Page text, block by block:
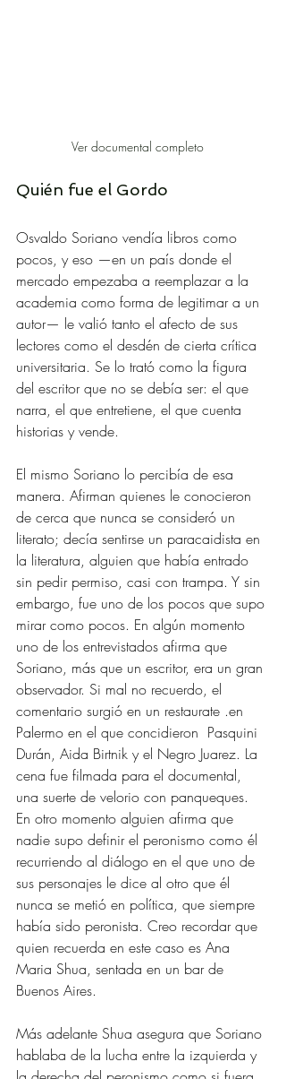
Quién fue el Gordo
Osvaldo Soriano vendía libros como
pocos, y eso —en un país donde el
mercado empezaba a reemplazar a la
academia como forma de legitimar a un
autor— le valió tanto el afecto de sus
lectores como el desdén de cierta crítica
universitaria. Se lo trató como la figura
del escritor que no se debía ser: el que
narra, el que entretiene, el que cuenta
historias y vende.
El mismo Soriano lo percibía de esa
manera. Afirman quienes le conocieron
de cerca que nunca se consideró un
literato; decía sentirse un paracaidista en
la literatura, alguien que había entrado
sin pedir permiso, casi con trampa. Y sin
embargo, fue uno de los pocos que supo
mirar como pocos. En algún momento
uno de los entrevistados afirma que
Soriano, más que un escritor, era un gran
observador. Si mal no recuerdo, el
comentario surgió en un restaurate .en
Palermo en el que concidieron  Pasquini
Durán, Aida Birtnik y el Negro Juarez. La
cena fue filmada para el documental,
una suerte de velorio con panqueques.
En otro momento alguien afirma que
nadie supo definir el peronismo como él
recurriendo al diálogo en el que uno de
sus personajes le dice al otro que él
nunca se metió en política, que siempre
había sido peronista. Creo recordar que
quien recuerda en este caso es Ana
Maria Shua, sentada en un bar de
Buenos Aires.
Más adelante Shua asegura que Soriano
hablaba de la lucha entre la izquierda y